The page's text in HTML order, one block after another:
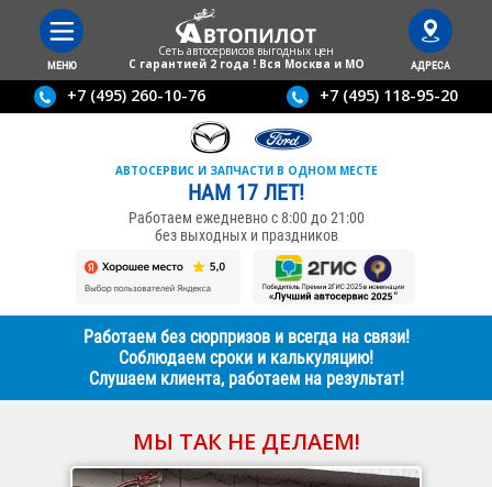
МЕНЮ
Сеть автосервисов выгодныx цен
С гарантией 2 года ! Вся Москва и МО
АДРЕСА
+7 (495) 260-10-76 +7 (495) 118-95-20
АВТОСЕРВИС И ЗАПЧАСТИ В ОДНОМ МЕСТЕ
НАМ 17 ЛЕТ!
Работаем ежедневно с 8:00 до 21:00
без выходных и праздников
Работаем без сюрпризов и всегда на связи!
Соблюдаем сроки и калькуляцию!
Слушаем клиента, работаем на результат!
МЫ ТАК НЕ ДЕЛАЕМ!